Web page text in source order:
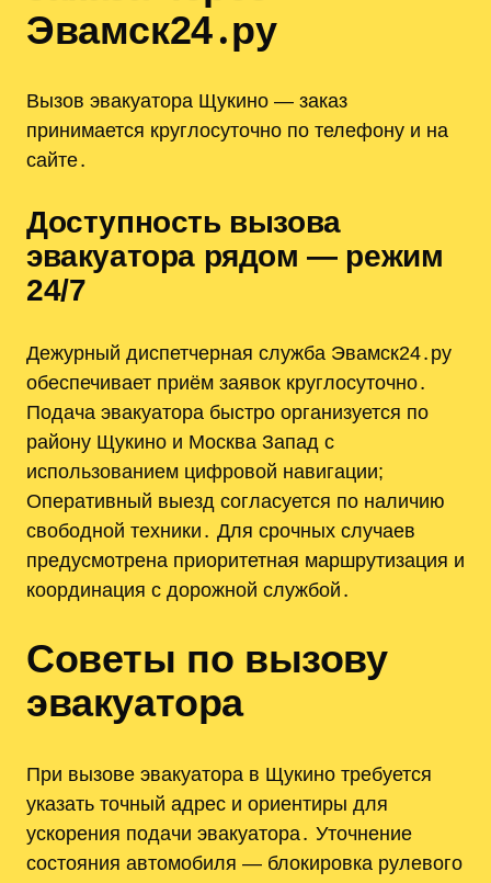
Эвамск24․ру
Вызов эвакуатора Щукино — заказ
принимается круглосуточно по телефону и на
сайте․
Доступность вызова
эвакуатора рядом — режим
24/7
Дежурный диспетчерная служба Эвамск24․ру
обеспечивает приём заявок круглосуточно․
Подача эвакуатора быстро организуется по
району Щукино и Москва Запад с
использованием цифровой навигации;
Оперативный выезд согласуется по наличию
свободной техники․ Для срочных случаев
предусмотрена приоритетная маршрутизация и
координация с дорожной службой․
Советы по вызову
эвакуатора
При вызове эвакуатора в Щукино требуется
указать точный адрес и ориентиры для
ускорения подачи эвакуатора․ Уточнение
состояния автомобиля — блокировка рулевого